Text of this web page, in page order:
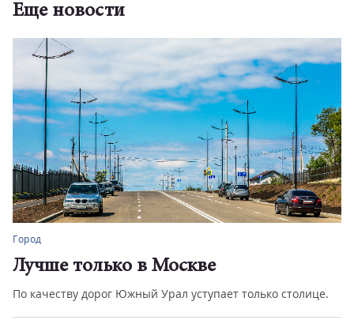
Еще новости
Город
Лучше только в Москве
По качеству дорог Южный Урал уступает только столице.